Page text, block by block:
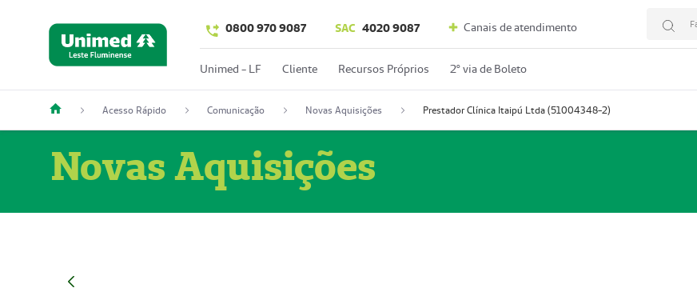
0800 970 9087 SAC 4020 9087 Canais de atendimento
Unimed - LF Cliente Recursos Próprios 2º via de Boleto
Acesso Rápido Comunicação Novas Aquisições Prestador Clínica Itaipú Ltda (51004348-2)
Novas Aquisições